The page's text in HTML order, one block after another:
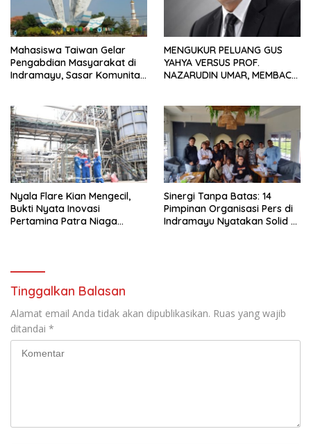
Mahasiswa Taiwan Gelar
Pengabdian Masyarakat di
Indramayu, Sasar Komunitas
MENGUKUR PELUANG GUS
YAHYA VERSUS PROF.
NAZARUDIN UMAR, MEMBACA
Nyala Flare Kian Mengecil,
Bukti Nyata Inovasi
Pertamina Patra Niaga
Sinergi Tanpa Batas: 14
Pimpinan Organisasi Pers di
Indramayu Nyatakan Solid di
Tinggalkan Balasan
Alamat email Anda tidak akan dipublikasikan. Ruas yang wajib
ditandai *